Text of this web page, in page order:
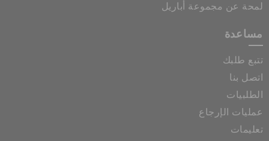
لمحة عن مجموعة أباريل
مساعدة
تتبع طلبك
اتصل بنا
الطلبيات
عمليات الإرجاع
تعليمات